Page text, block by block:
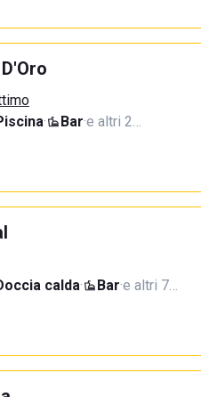
· Bar·e altri 2…
calda· Bar·e altri 7…